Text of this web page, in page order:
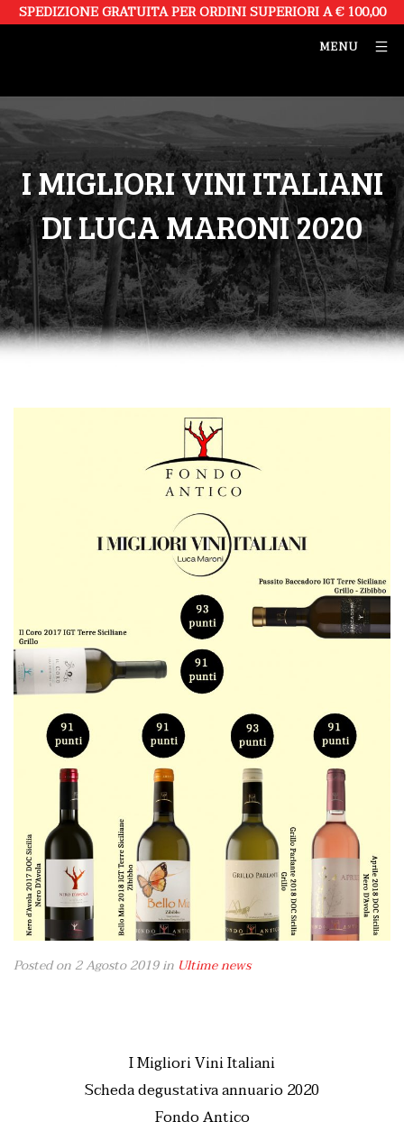
SPEDIZIONE GRATUITA PER ORDINI SUPERIORI A € 100,00
MENU
I MIGLIORI VINI ITALIANI
DI LUCA MARONI 2020
Posted on 2 Agosto 2019in Ultime news
I Migliori Vini Italiani
Scheda degustativa annuario 2020
Fondo Antico